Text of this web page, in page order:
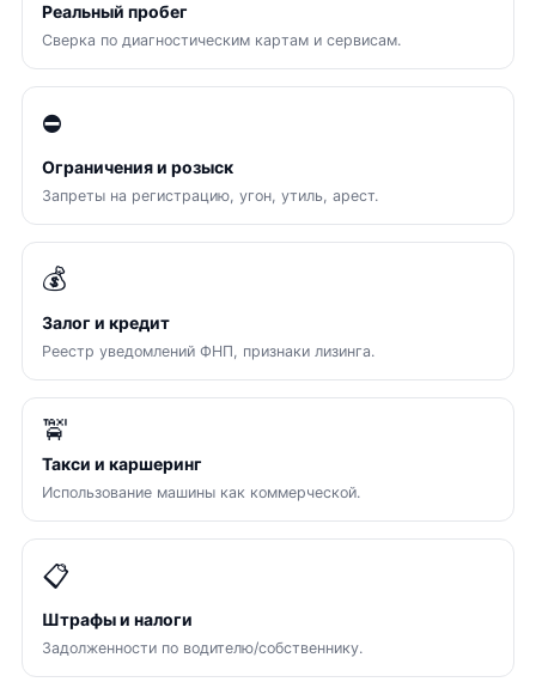
Реальный пробег
Сверка по диагностическим картам и сервисам.
⛔
Ограничения и розыск
Запреты на регистрацию, угон, утиль, арест.
💰
Залог и кредит
Реестр уведомлений ФНП, признаки лизинга.
🚖
Такси и каршеринг
Использование машины как коммерческой.
📋
Штрафы и налоги
Задолженности по водителю/собственнику.